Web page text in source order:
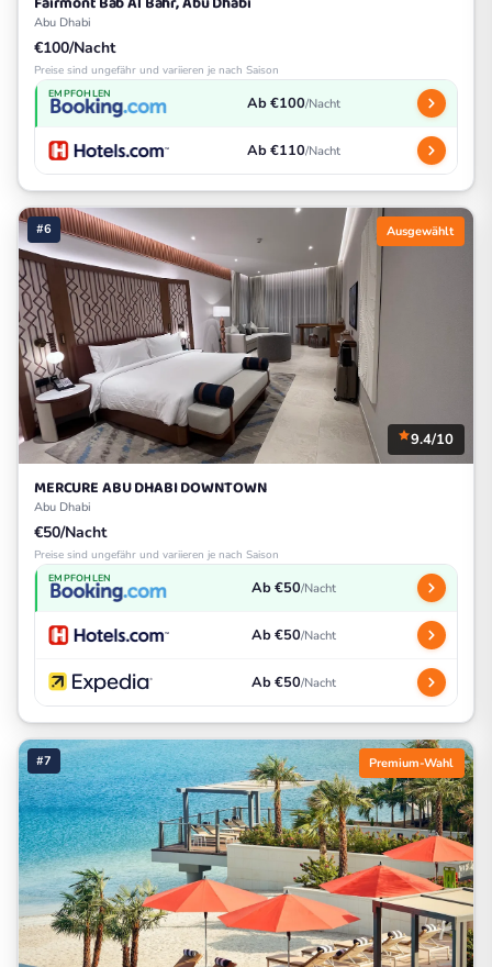
Abu Dhabi
€100/Nacht
Preise sind ungefähr und variieren je nach Saison
EMPFOHLEN Ab €100/Nacht
Ab €110/Nacht
#6 Ausgewählt
9.4/10
MERCURE ABU DHABI DOWNTOWN
Abu Dhabi
€50/Nacht
Preise sind ungefähr und variieren je nach Saison
EMPFOHLEN Ab €50/Nacht
Ab €50/Nacht
Ab €50/Nacht
#7 Premium-Wahl